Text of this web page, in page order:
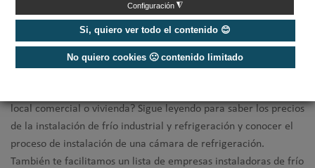
Configuración ◮
Si, quiero ver todo el contenido 😊
No quiero cookies 🙁 contenido limitado
Instaladores de frío industrial y
refrigeración ✅
local comercial o vivienda? Sigue leyendo para saber los precios
de la instalación de frío industrial y refrigeración y conocer el
proceso de instalación de una cámara de refrigeración.
También te facilitamos un lista de empresas instaladoras de frío